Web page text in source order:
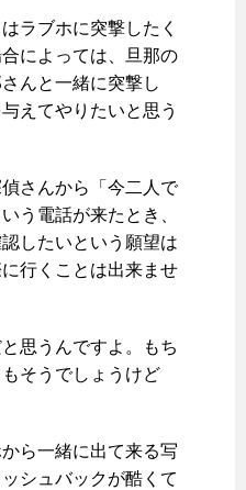
ラブホに突撃したく
によっては、旦那の
んと一緒に突撃し
えてやりたいと思う
さんから「今二人で
う電話が来たとき、
したいという願望は
行くことは出来ませ
思うんですよ。もち
そうでしょうけど
ら一緒に出て来る写
シュバックが酷くて